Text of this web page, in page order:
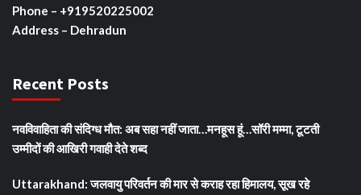
Phone – +919520225002
Address – Dehradun
Recent Posts
नवविवाहिता की संदिग्ध मौत: अब सहा नहीं जाता…मनहूस हूं…सॉरी मम्मा, टूटती
उम्मीदों की आखिरी गवाही देते शब्द
Uttarakhand: जलवायु परिवर्तन की मार से कराह रहा हिमालय, सूख रहे